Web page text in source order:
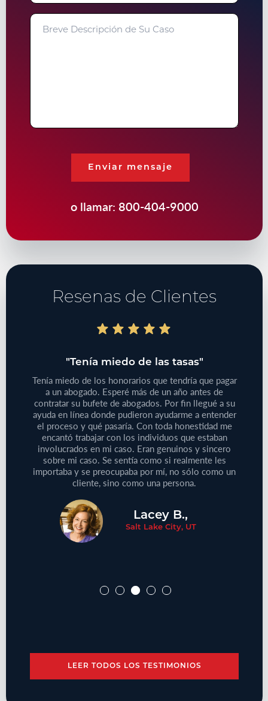
Breve
Descripción
Enviar mensaje
o llamar: 800-404-9000
Resenas de Clientes
"Tenía miedo de las tasas"
Tenía miedo de los honorarios que tendría que pagar
a un abogado. Esperé más de un año antes de
contratar su bufete de abogados. Por fin llegué a su
ayuda en línea donde pudieron ayudarme a entender
el proceso y qué pasaría. Con toda honestidad me
encantó trabajar con los individuos que estaban
involucrados en mi caso. Eran genuinos y sincero
sobre mi caso. Se sentía como si realmente les
importaba y se preocupaba por mí, no sólo como un
cliente, sino como una persona.
Lacey B.,
Salt Lake City, UT
LEER TODOS LOS TESTIMONIOS